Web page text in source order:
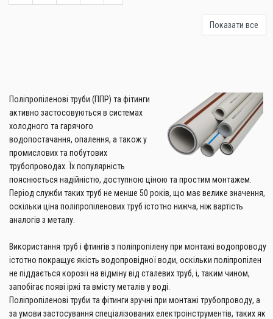
Показати все
Поліпропіленові труби (ППР) та фітинги
активно застосовуються в системах
холодного та гарячого
водопостачання, опалення, а також у
промислових та побутових
трубопроводах. Їх популярність
пояснюється надійністю, доступною ціною та простим монтажем.
Період служби таких труб не менше 50 років, що має велике значення,
оскільки ціна поліпропіленових труб істотно нижча, ніж вартість
аналогів з металу.
Використання труб і фтингів з поліпропілену при монтажі водопроводу
істотно покращує якість водопровідної води, оскільки поліпропілен
не піддається корозії на відміну від сталевих труб, і, таким чином,
запобігає появі іржі та вмісту металів у воді.
Поліпропіленові труби та фітинги зручні при монтажі трубопроводу, а
за умови застосування спеціалізованих електроінструментів, таких як